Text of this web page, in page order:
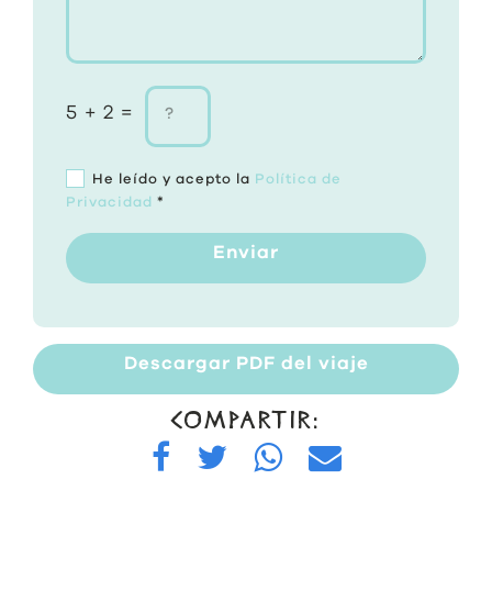
5 + 2 =
He leído y acepto la Política de
Privacidad *
Enviar
Descargar PDF del viaje
COMPARTIR: